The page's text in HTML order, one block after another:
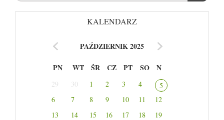
KALENDARZ
PAŹDZIERNIK 2025
PN WT ŚR CZ PT SO N
29 30 1 2 3 4
5
6
7 8 9 10 11
12
13
14 15 16 17 18
19